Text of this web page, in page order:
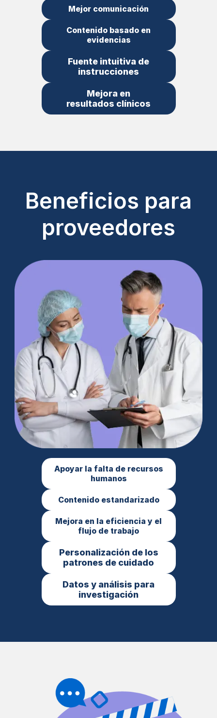
Mejor comunicación
Contenido basado en
evidencias
Fuente intuitiva de
instrucciones
Mejora en
resultados clínicos
Beneficios para
proveedores
Apoyar la falta de recursos
humanos
Contenido estandarizado
Mejora en la eficiencia y el
flujo de trabajo
Personalización de los
patrones de cuidado
Datos y análisis para
investigación